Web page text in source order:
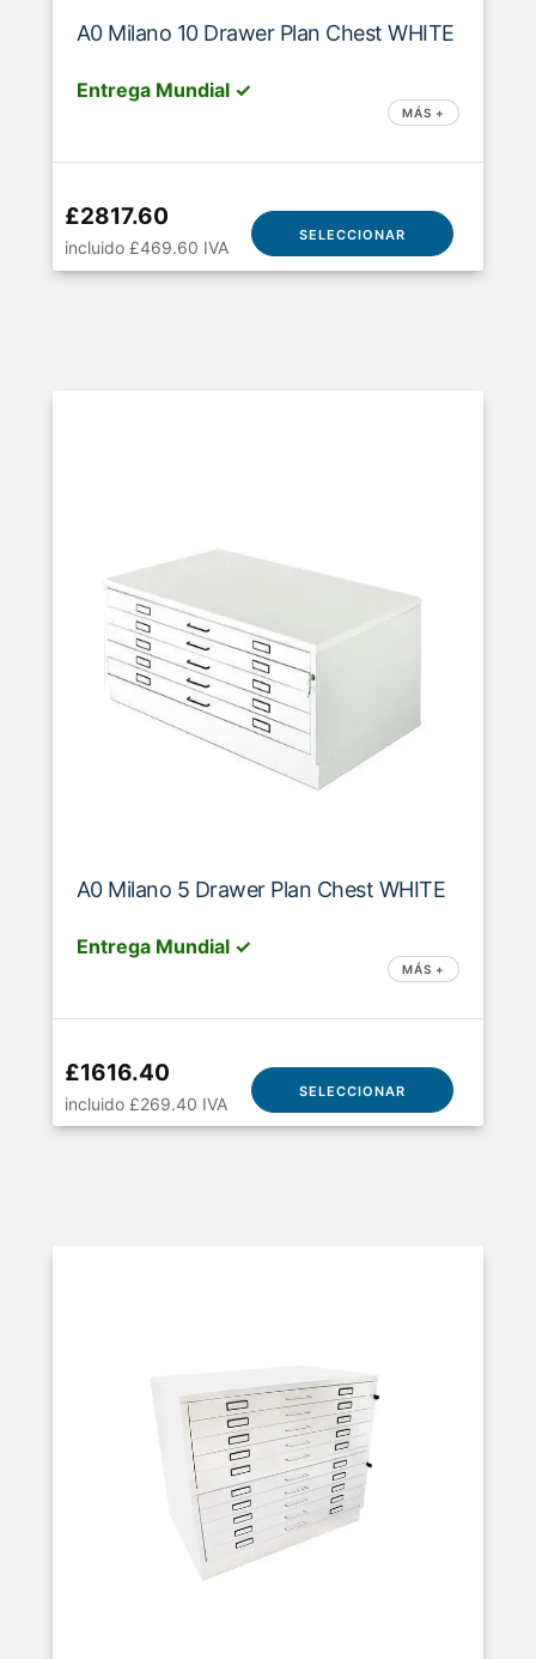
A0 Milano 10 Drawer Plan Chest WHITE
Entrega Mundial ✓
MÁS +
£2817.60
incluido £469.60 IVA
SELECCIONAR
A0 Milano 5 Drawer Plan Chest WHITE
Entrega Mundial ✓
MÁS +
£1616.40
incluido £269.40 IVA
SELECCIONAR